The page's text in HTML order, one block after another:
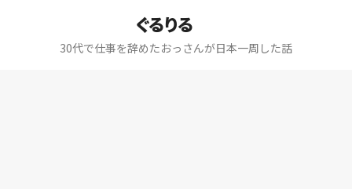
ぐるりる
30代で仕事を辞めたおっさんが日本一周した話